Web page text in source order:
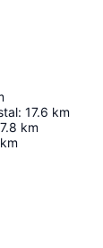
: 17.6 km
km
km